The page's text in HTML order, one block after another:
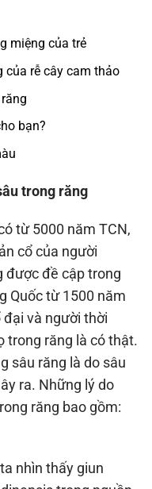
miệng của trẻ
của rễ cây cam thảo
bạn?
trong răng
từ 5000 năm TCN,
cổ của người
được đề cập trong
Quốc từ 1500 năm
đại và người thời
trong răng là có thật.
sâu răng là do sâu
ra. Những lý do
răng bao gồm:
nhìn thấy giun